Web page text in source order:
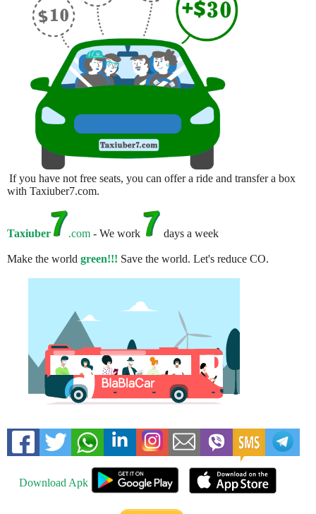
If you have not free seats, you can offer a ride and transfer a box
with Taxiuber7.com.
Taxiuber .com - We work days a week
Make the world green!!! Save the world. Let's reduce CO.
Download Apk